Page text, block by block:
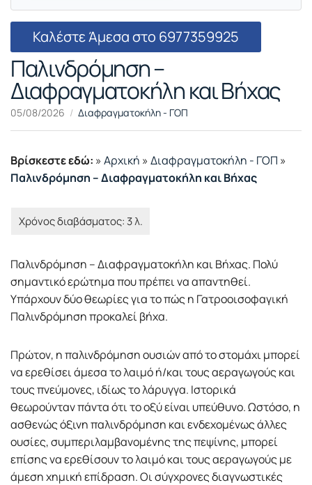
Καλέστε Άμεσα στο 6977359925
Παλινδρόμηση –
Διαφραγματοκήλη και Βήχας
05/08/2026 Διαφραγματοκήλη - ΓΟΠ
Βρίσκεστε εδώ: » Αρχική » Διαφραγματοκήλη - ΓΟΠ »
Παλινδρόμηση – Διαφραγματοκήλη και Βήχας
Παλινδρόμηση – Διαφραγματοκήλη και Βήχας. Πολύ
σημαντικό ερώτημα που πρέπει να απαντηθεί.
Υπάρχουν δύο θεωρίες για το πώς η Γατροοισοφαγική
Παλινδρόμηση προκαλεί βήχα.
Πρώτον, η παλινδρόμηση ουσιών από το στομάχι μπορεί
να ερεθίσει άμεσα το λαιμό ή/και τους αεραγωγούς και
τους πνεύμονες, ιδίως το λάρυγγα. Ιστορικά
θεωρούνταν πάντα ότι το οξύ είναι υπεύθυνο. Ωστόσο, η
ασθενώς όξινη παλινδρόμηση και ενδεχομένως άλλες
ουσίες, συμπεριλαμβανομένης της πεψίνης, μπορεί
επίσης να ερεθίσουν το λαιμό και τους αεραγωγούς με
άμεση χημική επίδραση. Οι σύγχρονες διαγνωστικές